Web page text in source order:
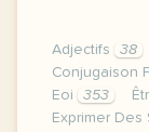
Adjectifs 38
Conjugaison
Eoi
353
Exprimer Des